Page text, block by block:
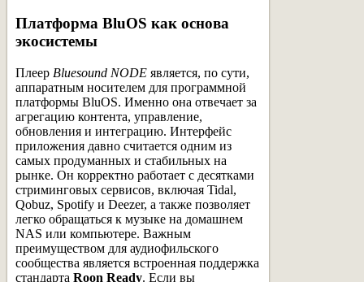
Платформа BluOS как основа
экосистемы
Плеер Bluesound NODE является, по сути,
аппаратным носителем для программной
платформы BluOS. Именно она отвечает за
агрегацию контента, управление,
обновления и интеграцию. Интерфейс
приложения давно считается одним из
самых продуманных и стабильных на
рынке. Он корректно работает с десятками
стриминговых сервисов, включая Tidal,
Qobuz, Spotify и Deezer, а также позволяет
легко обращаться к музыке на домашнем
NAS или компьютере. Важным
преимуществом для аудиофильского
сообщества является встроенная поддержка
стандарта Roon Ready. Если вы